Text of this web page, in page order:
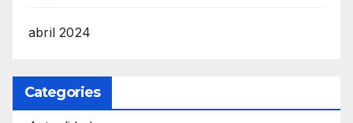
abril 2024
Categories